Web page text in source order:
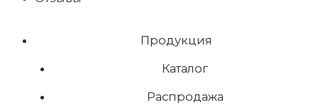
Продукция
Каталог
Распродажа